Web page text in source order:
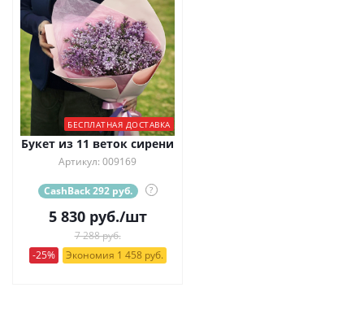
БЕСПЛАТНАЯ ДОСТАВКА
Букет из 11 веток сирени
Артикул: 009169
CashBack 292 руб. ?
5 830руб./шт
7 288 руб.
-25%
Экономия 1 458 руб.